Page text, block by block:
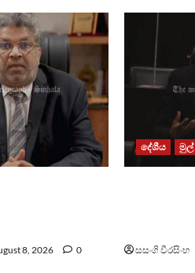
8, 2026 0
දේශීය මුල්
සසංගි වීරසිංහ